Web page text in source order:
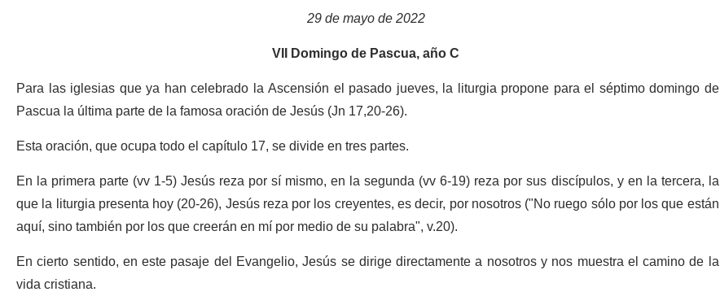
29 de mayo de 2022
VII Domingo de Pascua, año C
Para las iglesias que ya han celebrado la Ascensión el pasado jueves, la liturgia propone para el séptimo domingo de
Pascua la última parte de la famosa oración de Jesús (Jn 17,20-26).
Esta oración, que ocupa todo el capítulo 17, se divide en tres partes.
En la primera parte (vv 1-5) Jesús reza por sí mismo, en la segunda (vv 6-19) reza por sus discípulos, y en la tercera, la
que la liturgia presenta hoy (20-26), Jesús reza por los creyentes, es decir, por nosotros ("No ruego sólo por los que están
aquí, sino también por los que creerán en mí por medio de su palabra", v.20).
En cierto sentido, en este pasaje del Evangelio, Jesús se dirige directamente a nosotros y nos muestra el camino de la
vida cristiana.